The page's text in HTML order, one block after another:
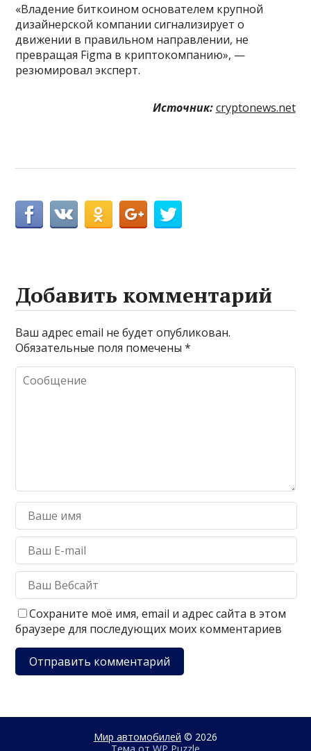
«Владение биткоином основателем крупной
дизайнерской компании сигнализирует о
движении в правильном направлении, не
превращая Figma в криптокомпанию», —
резюмировал эксперт.
Источник: cryptonews.net
Добавить комментарий
Ваш адрес email не будет опубликован.
Обязательные поля помечены*
Сохраните моё имя, email и адрес сайта в этом
браузере для последующих моих комментариев
Мир автомобилей © 2026